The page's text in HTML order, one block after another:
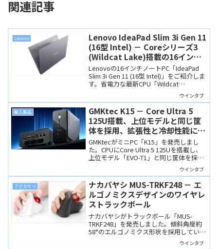
関連記事
Lenovo
Lenovo IdeaPad Slim 3i Gen 11
(16型 Intel) － Coreシリーズ3
(Wildcat Lake)搭載の16インチ
スタンダードノート
Lenovoの16インチノートPC「IdeaPad
Slim 3i Gen 11 (16型 Intel)」をご紹介しま
す。省電力な最新CPU「Wildcat
Lake（Core シリーズ3）」を搭載し、高
耐久なMIL規格準拠の筐体を備えていま
す。
ウインタブ
輸入製品
GMKtec K15 － Core Ultra 5
125U搭載、上位モデルと同じ筐
体を採用、拡張性と冷却性能に優
れたミニPC
GMKtecがミニPC「K15」を発売しまし
た。CPUにCore Ultra 5 125Uを搭載し、
上位モデル「EVO-T1」と同じ筐体を採用
しているのでポート構成や冷却性能、拡
ウインタブ
アクセサリ
ナカバヤシ MUS-TRKF248 － エ
ルゴノミクスデザインのワイヤレ
ストラックボール
ナカバヤシがトラックボール「MUS-
TRKF248」を発売しました。傾斜角度約
58°のエルゴノミクス形状を採用していま
す。すでにトラックボールを愛用してい
ウインタブ